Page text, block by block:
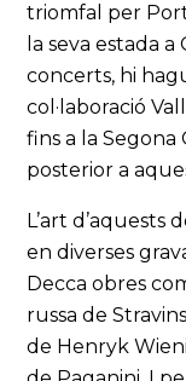
triomfal per
la seva estada
concerts, hi
col·laboració
fins a la Segona
posterior a
L’art d’aquests
en diverses
Decca obres
russa de
de Henryk